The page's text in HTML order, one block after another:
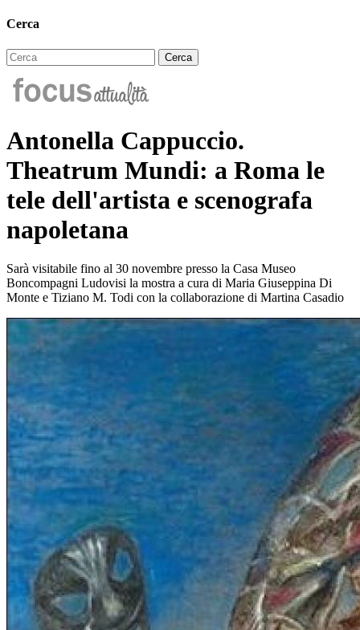
Cerca
Antonella Cappuccio.
Theatrum Mundi: a Roma le
tele dell'artista e scenografa
napoletana
Sarà visitabile fino al 30 novembre presso la Casa Museo
Boncompagni Ludovisi la mostra a cura di Maria Giuseppina Di
Monte e Tiziano M. Todi con la collaborazione di Martina Casadio